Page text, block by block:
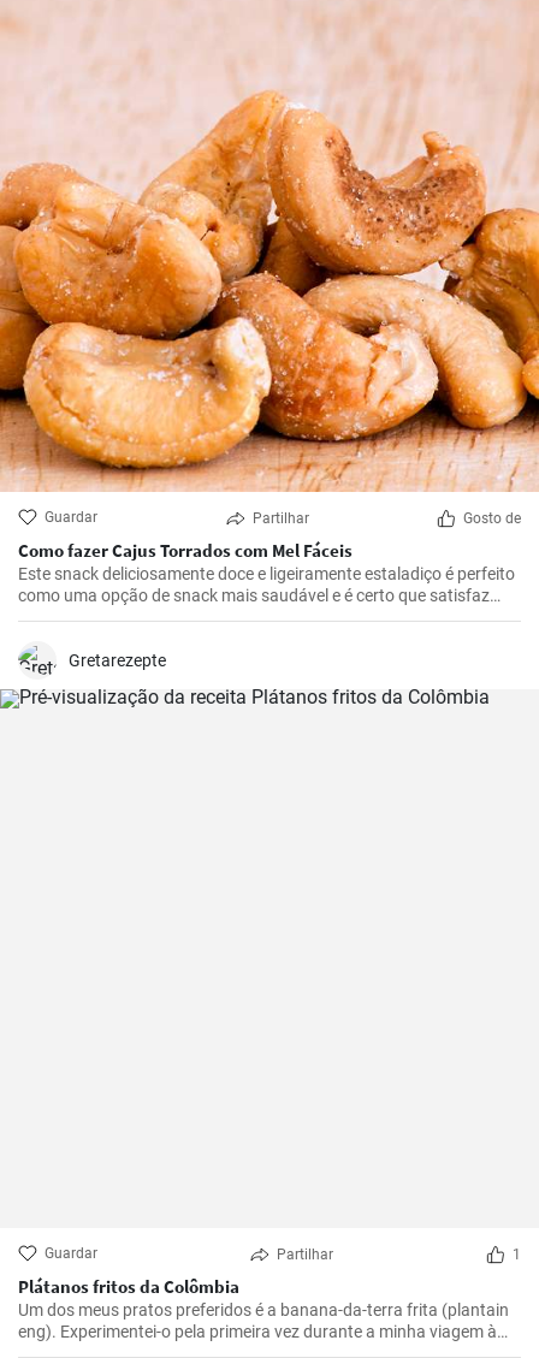
Guardar Partilhar Gosto de
Como fazer Cajus Torrados com Mel Fáceis
Este snack deliciosamente doce e ligeiramente estaladiço é perfeito
como uma opção de snack mais saudável e é certo que satisfaz
quem gosta de doces.
Gretarezepte
Guardar Partilhar 1
Plátanos fritos da Colômbia
Um dos meus pratos preferidos é a banana-da-terra frita (plantain
eng). Experimentei-o pela primeira vez durante a minha viagem à
Colômbia e achei-o absolutamente delicioso. Agora preparo-o com